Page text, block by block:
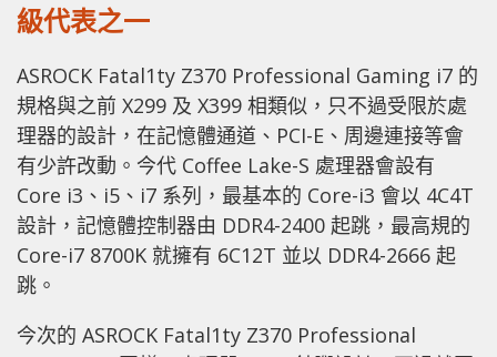
級代表之一
ASROCK Fatal1ty Z370 Professional Gaming i7 的
規格與之前 X299 及 X399 相類似，只不過受限於處
理器的設計，在記憶體通道、PCI-E、周邊連接等會
有少許改動。今代 Coffee Lake-S 處理器會設有
Core i3、i5、i7 系列，最基本的 Core-i3 會以 4C4T
設計，記憶體控制器由 DDR4-2400 起跳，最高規的
Core-i7 8700K 就擁有 6C12T 並以 DDR4-2666 起
跳。
今次的 ASROCK Fatal1ty Z370 Professional